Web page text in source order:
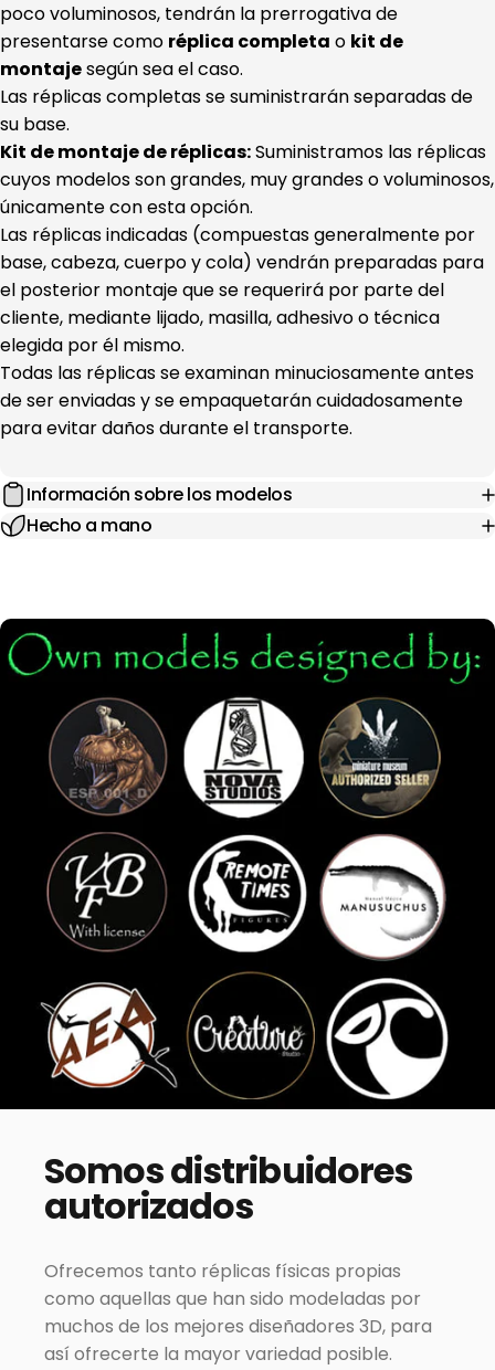
poco voluminosos, tendrán la prerrogativa de
presentarse como réplica completa o kit de
montajesegún sea el caso.
Las réplicas completas se suministrarán separadas de
su base.
Kit de montaje de réplicas:Suministramos las réplicas
cuyos modelos son grandes, muy grandes o voluminosos,
únicamente con esta opción.
Las réplicas indicadas (compuestas generalmente por
base, cabeza, cuerpo y cola) vendrán preparadas para
el posterior montaje que se requerirá por parte del
cliente, mediante lijado, masilla, adhesivo o técnica
elegida por él mismo.
Todas las réplicas se examinan minuciosamente antes
de ser enviadas y se empaquetarán cuidadosamente
para evitar daños durante el transporte.
Información sobre los modelos
Hecho a mano
Somosdistribuidores
autorizados
Ofrecemos tanto réplicas físicas propias
como aquellas que han sido modeladas por
muchos de los mejores diseñadores 3D, para
así ofrecerte la mayor variedad posible.